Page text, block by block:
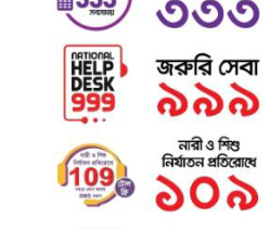
web designer are at work. They use it
daily when using programs such as Adobe
Photoshop, Paint Shop Pro, Dreamweaver,
FrontPage, PageMaker, FrameMaker,
Illustrator, Flash, Indesign etc.